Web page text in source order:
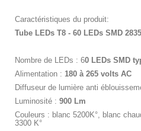
Caractéristiques du produit:
Tube LEDs T8 - 60 LEDs SMD
Nombre de LEDs : 60 LEDs SMD
Alimentation : 180 à 265 volts AC
Diffuseur de lumière anti
Luminosité : 900 Lm
Couleurs : blanc 5200K°, blanc
3300 K°